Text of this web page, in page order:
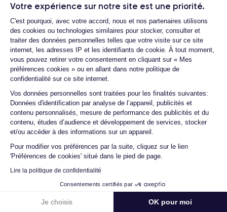
Votre expérience sur notre site est une priorité.
Plateforme de Gestion du
C'est pourquoi, avec votre accord, nous et nos partenaires utilisons
des cookies ou technologies similaires pour stocker, consulter et
traiter des données personnelles telles que votre visite sur ce site
internet, les adresses IP et les identifiants de cookie. À tout moment,
vous pouvez retirer votre consentement en cliquant sur « Mes
préférences cookies » ou en allant dans notre politique de
confidentialité sur ce site internet.
Vos données personnelles sont traitées pour les finalités suivantes:
Données d'identification par analyse de l’appareil, publicités et
contenu personnalisés, mesure de performance des publicités et du
contenu, études d’audience et développement de services, stocker
et/ou accéder à des informations sur un appareil.
Pour modifier vos préférences par la suite, cliquez sur le lien
'Préférences de cookies' situé dans le pied de page.
Lire la politique de confidentialité
Consentements certifiés par
Je choisis OK pour moi
Axeptio consent
Dimensions et poids iPhone 13
Date de sortie
24/09/2021
Système exploitation
iOS (iOS 26)
Dimensions
146.7×71.5×7.65 mm
Poids
Écran
OLED 6.1 pouces
Résolution écran
2340 x 1080 pixels
RAM Memoire interne
Puce A15 Bionic
Nombre de cœurs
GPU 4 cœurs
Fréq. processeur
Questions fréquentes
Quelle est la différence entre un iPhone
13 d'occasion et un iPhone 13
reconditionné ?
Quelle est la durée de vie d'un iPhone 13
reconditionné ?
Quelles sont les options disponibles sur
les batteries ?
Quels sont les accessoires inclus dans la
commande ?
Quelles garanties offrez-vous sur vos
produits ?
Quels sont vos modes de paiement ?
Est-il possible de payer l'iPhone 13 en
plusieurs fois ?